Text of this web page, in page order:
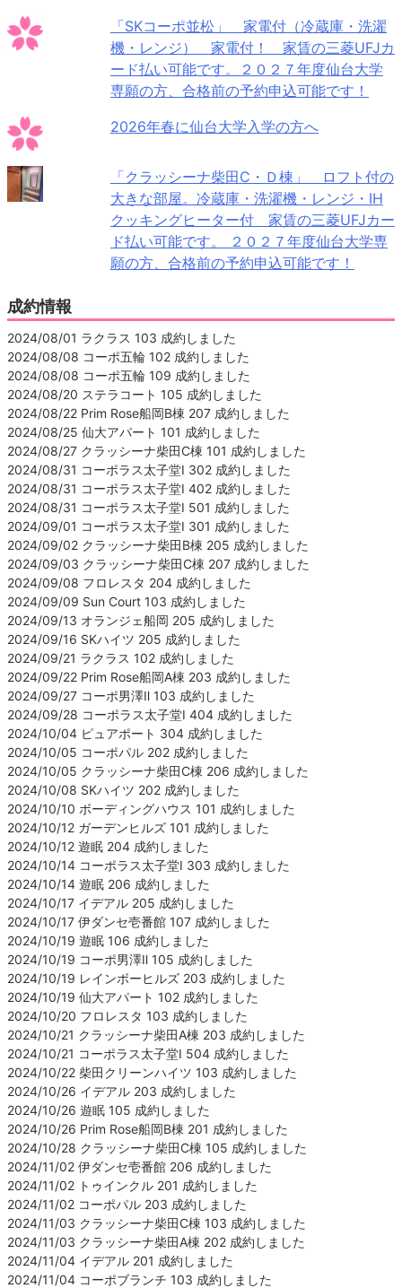
「SKコーポ並松」 家電付（冷蔵庫・洗濯
機・レンジ） 家電付！ 家賃の三菱UFJカ
ード払い可能です。２０２７年度仙台大学
専願の方、合格前の予約申込可能です！
2026年春に仙台大学入学の方へ
「クラッシーナ柴田C・Ｄ棟」 ロフト付の
大きな部屋。冷蔵庫・洗濯機・レンジ・IH
クッキングヒーター付 家賃の三菱UFJカー
ド払い可能です。 ２０２７年度仙台大学専
願の方、合格前の予約申込可能です！
成約情報
2024/08/01 ラクラス 103 成約しました
2024/08/08 コーポ五輪 102 成約しました
2024/08/08 コーポ五輪 109 成約しました
2024/08/20 ステラコート 105 成約しました
2024/08/22 Prim Rose船岡B棟 207 成約しました
2024/08/25 仙大アパート 101 成約しました
2024/08/27 クラッシーナ柴田C棟 101 成約しました
2024/08/31 コーポラス太子堂Ⅰ 302 成約しました
2024/08/31 コーポラス太子堂Ⅰ 402 成約しました
2024/08/31 コーポラス太子堂Ⅰ 501 成約しました
2024/09/01 コーポラス太子堂Ⅰ 301 成約しました
2024/09/02 クラッシーナ柴田B棟 205 成約しました
2024/09/03 クラッシーナ柴田C棟 207 成約しました
2024/09/08 フロレスタ 204 成約しました
2024/09/09 Sun Court 103 成約しました
2024/09/13 オランジェ船岡 205 成約しました
2024/09/16 SKハイツ 205 成約しました
2024/09/21 ラクラス 102 成約しました
2024/09/22 Prim Rose船岡A棟 203 成約しました
2024/09/27 コーポ男澤Ⅱ 103 成約しました
2024/09/28 コーポラス太子堂Ⅰ 404 成約しました
2024/10/04 ピュアポート 304 成約しました
2024/10/05 コーポパル 202 成約しました
2024/10/05 クラッシーナ柴田C棟 206 成約しました
2024/10/08 SKハイツ 202 成約しました
2024/10/10 ボーディングハウス 101 成約しました
2024/10/12 ガーデンヒルズ 101 成約しました
2024/10/12 遊眠 204 成約しました
2024/10/14 コーポラス太子堂Ⅰ 303 成約しました
2024/10/14 遊眠 206 成約しました
2024/10/17 イデアル 205 成約しました
2024/10/17 伊ダンセ壱番館 107 成約しました
2024/10/19 遊眠 106 成約しました
2024/10/19 コーポ男澤Ⅱ 105 成約しました
2024/10/19 レインボーヒルズ 203 成約しました
2024/10/19 仙大アパート 102 成約しました
2024/10/20 フロレスタ 103 成約しました
2024/10/21 クラッシーナ柴田A棟 203 成約しました
2024/10/21 コーポラス太子堂Ⅰ 504 成約しました
2024/10/22 柴田クリーンハイツ 103 成約しました
2024/10/26 イデアル 203 成約しました
2024/10/26 遊眠 105 成約しました
2024/10/26 Prim Rose船岡B棟 201 成約しました
2024/10/28 クラッシーナ柴田C棟 105 成約しました
2024/11/02 伊ダンセ壱番館 206 成約しました
2024/11/02 トゥインクル 201 成約しました
2024/11/02 コーポパル 203 成約しました
2024/11/03 クラッシーナ柴田C棟 103 成約しました
2024/11/03 クラッシーナ柴田A棟 202 成約しました
2024/11/04 イデアル 201 成約しました
2024/11/04 コーポブランチ 103 成約しました